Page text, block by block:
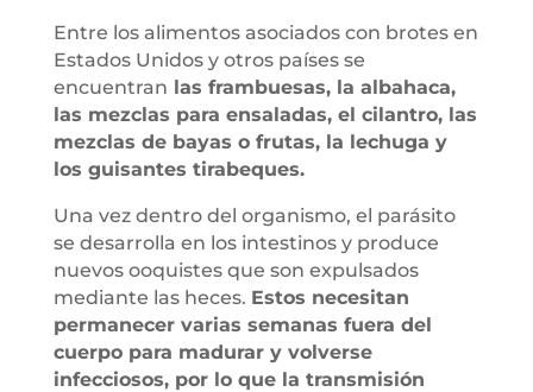
Entre los alimentos asociados con brotes en
Estados Unidos y otros países se
encuentran las frambuesas, la albahaca,
las mezclas para ensaladas, el cilantro, las
mezclas de bayas o frutas, la lechuga y
los guisantes tirabeques.
Una vez dentro del organismo, el parásito
se desarrolla en los intestinos y produce
nuevos ooquistes que son expulsados
mediante las heces. Estos necesitan
permanecer varias semanas fuera del
cuerpo para madurar y volverse
infecciosos, por lo que la transmisión